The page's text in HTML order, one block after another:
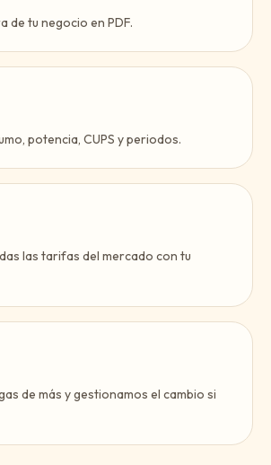
de tu negocio en PDF.
potencia, CUPS y periodos.
las tarifas del mercado con tu
de más y gestionamos el cambio si